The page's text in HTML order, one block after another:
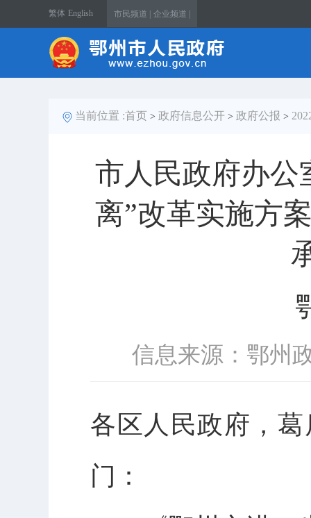
繁体 English 市民频道 | 企业频道 |
当前位置 :首页 > 政府信息公开 > 政府公报 >
市人民政府办公
离”改革实施方
信息来源：鄂州
各区人民政府，
门：